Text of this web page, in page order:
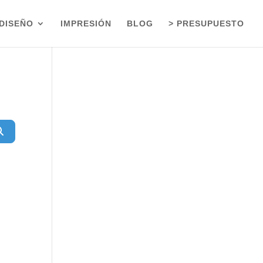
DISEÑO IMPRESIÓN BLOG > PRESUPUESTO